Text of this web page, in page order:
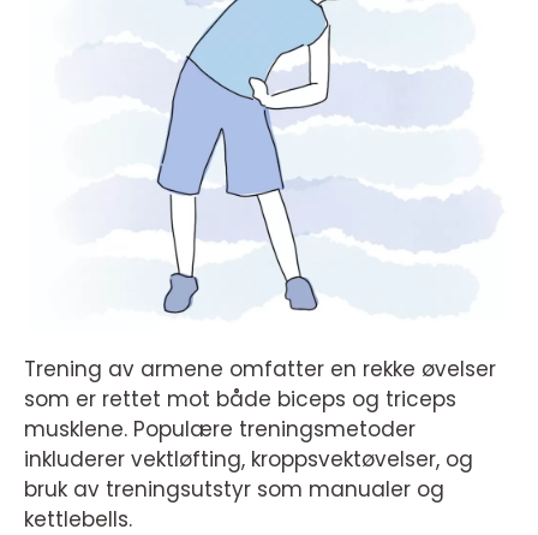
Trening av armene omfatter en rekke øvelser
som er rettet mot både biceps og triceps
musklene. Populære treningsmetoder
inkluderer vektløfting, kroppsvektøvelser, og
bruk av treningsutstyr som manualer og
kettlebells.